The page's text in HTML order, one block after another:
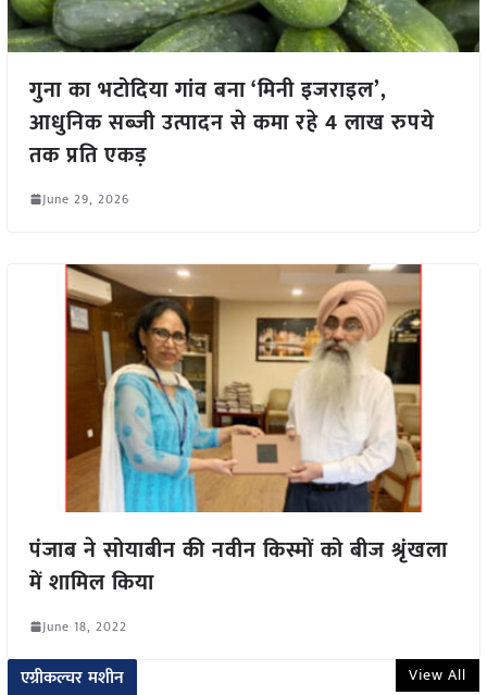
गुना का भटोदिया गांव बना ‘मिनी इजराइल’,
आधुनिक सब्जी उत्पादन से कमा रहे 4 लाख रुपये
तक प्रति एकड़
June 29, 2026
पंजाब ने सोयाबीन की नवीन किस्मों को बीज श्रृंखला
में शामिल किया
June 18, 2022
एग्रीकल्चर मशीन View All